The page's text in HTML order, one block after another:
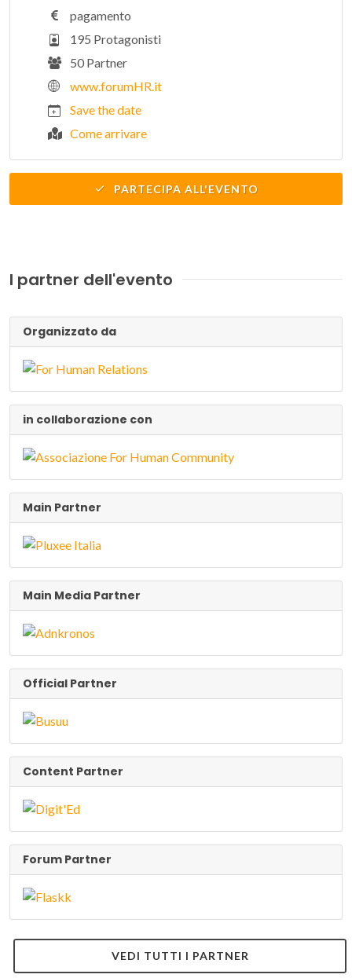
pagamento
195 Protagonisti
50 Partner
www.forumHR.it
Save the date
Come arrivare
PARTECIPA ALL'EVENTO
I partner dell'evento
Organizzato da
in collaborazione con
Main Partner
Main Media Partner
Official Partner
Content Partner
Forum Partner
VEDI TUTTI I PARTNER